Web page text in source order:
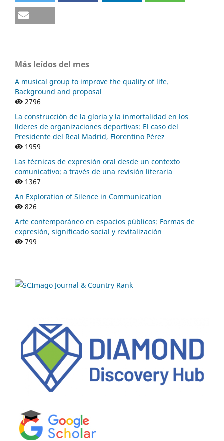
Más leídos del mes
A musical group to improve the quality of life.
Background and proposal
2796
La construcción de la gloria y la inmortalidad en los
líderes de organizaciones deportivas: El caso del
Presidente del Real Madrid, Florentino Pérez
1959
Las técnicas de expresión oral desde un contexto
comunicativo: a través de una revisión literaria
1367
An Exploration of Silence in Communication
826
Arte contemporáneo en espacios públicos: Formas de
expresión, significado social y revitalización
799